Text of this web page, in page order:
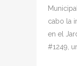
cabo la
en el
#1249,